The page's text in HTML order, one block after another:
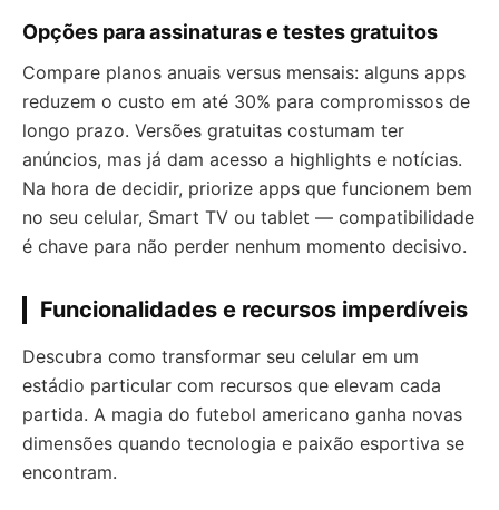
Opções para assinaturas e testes gratuitos
Compare planos anuais versus mensais: alguns apps
reduzem o custo em até 30% para compromissos de
longo prazo. Versões gratuitas costumam ter
anúncios, mas já dam acesso a highlights e notícias.
Na hora de decidir, priorize apps que funcionem bem
no seu celular, Smart TV ou tablet — compatibilidade
é chave para não perder nenhum momento decisivo.
Funcionalidades e recursos imperdíveis
Descubra como transformar seu celular em um
estádio particular com recursos que elevam cada
partida. A magia do futebol americano ganha novas
dimensões quando tecnologia e paixão esportiva se
encontram.